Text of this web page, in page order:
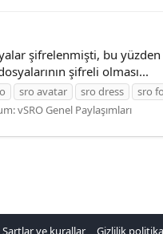
şifrelenmişti, bu
şifreli olması...
sro avatar sro dress sro
vSRO Genel Paylaşımları
Şartlar ve kurallar Gizlilik